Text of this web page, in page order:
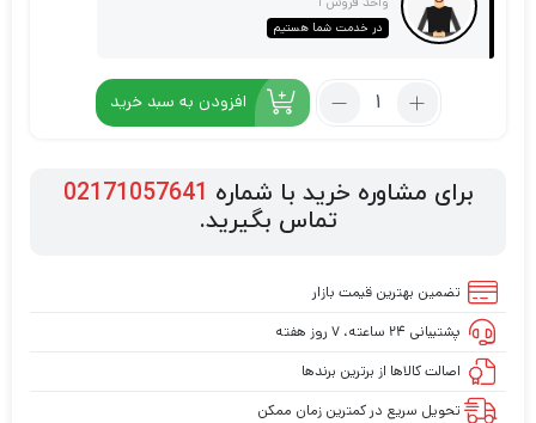
در خدمت شما هستیم
افزودن به سبد خرید
برای مشاوره خرید با شماره 02171057641
تماس بگیرید.
تضمین بهترین قیمت بازار
پشتیبانی ۲۴ ساعته، ۷ روز هفته
اصالت کالاها از برترین برندها
تحویل سریع در کمترین زمان ممکن